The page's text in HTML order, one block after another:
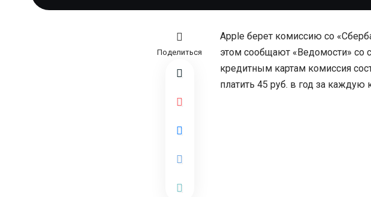
Поделиться
Apple берет комиссию со
этом сообщают «Ведомости» со
кредитным картам комиссия
платить 45 руб. в год за каждую